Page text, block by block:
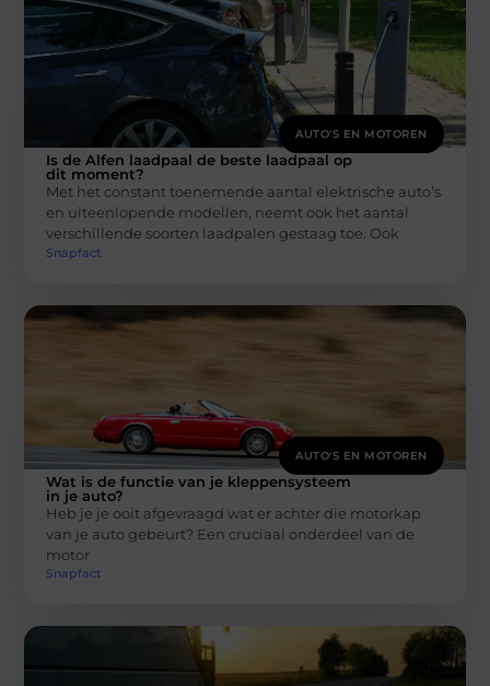
AUTO'S EN MOTOREN
Is de Alfen laadpaal de beste laadpaal op
dit moment?
Met het constant toenemende aantal elektrische auto’s
en uiteenlopende modellen, neemt ook het aantal
verschillende soorten laadpalen gestaag toe. Ook
Snapfact
AUTO'S EN MOTOREN
Wat is de functie van je kleppensysteem
in je auto?
Heb je je ooit afgevraagd wat er achter die motorkap
van je auto gebeurt? Een cruciaal onderdeel van de
motor
Snapfact